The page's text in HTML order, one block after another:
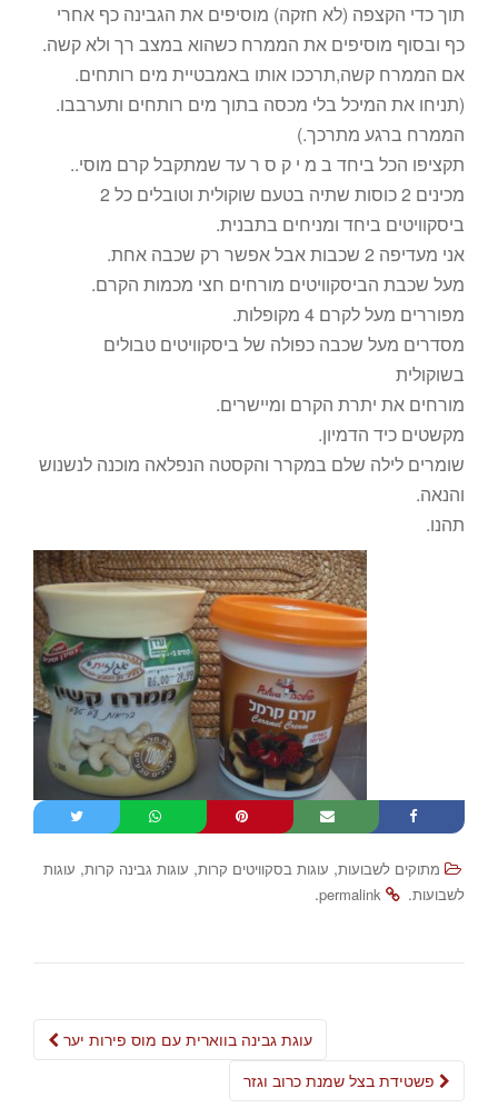
תוך כדי הקצפה (לא חזקה) מוסיפים את הגבינה כף אחרי
כף ובסוף מוסיפים את הממרח כשהוא במצב רך ולא קשה.
אם הממרח קשה,תרככו אותו באמבטיית מים רותחים.
(תניחו את המיכל בלי מכסה בתוך מים רותחים ותערבבו.
הממרח ברגע מתרכך.)
תקציפו הכל ביחד ב מ י ק ס ר עד שמתקבל קרם מוסי..
מכינים 2 כוסות שתיה בטעם שוקולית וטובלים כל 2
ביסקוויטים ביחד ומניחים בתבנית.
אני מעדיפה 2 שכבות אבל אפשר רק שכבה אחת.
מעל שכבת הביסקוויטים מורחים חצי מכמות הקרם.
מפוררים מעל לקרם 4 מקופלות.
מסדרים מעל שכבה כפולה של ביסקוויטים טבולים
בשוקולית
מורחים את יתרת הקרם ומיישרים.
מקשטים כיד הדמיון.
שומרים לילה שלם במקרר והקסטה הנפלאה מוכנה לנשנוש
והנאה.
תהנו.
מתוקים לשבועות, עוגות בסקוויטים קרות, עוגות גבינה קרות, עוגות
לשבועות.
permalink
.
Post
עוגת גבינה בווארית עם מוס פירות יער